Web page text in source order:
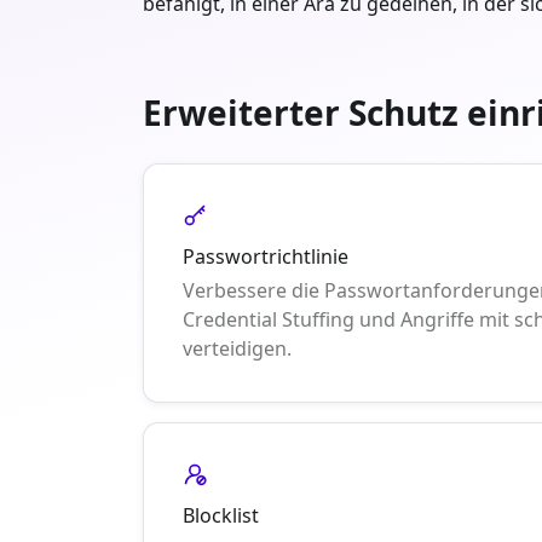
Erweiterter Schutz
Passwortrichtlinie
Verbessere die
Credential Stuffing und Angriffe mit
verteidigen.
Blocklist